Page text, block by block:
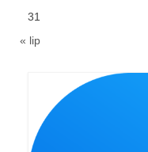
Niedziela
31
« lip